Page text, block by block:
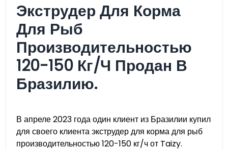
Экструдер Для Корма
Для Рыб
Производительностью
120-150 Кг/ч Продан В
Бразилию.
В апреле 2023 года один клиент из Бразилии купил
для своего клиента экструдер для корма для рыб
производительностью 120-150 кг/ч от Taizy.